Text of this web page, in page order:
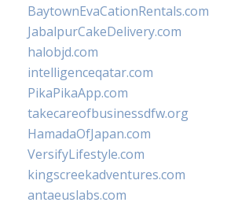
BaytownEvaCationRentals.com
JabalpurCakeDelivery.com
halobjd.com
intelligenceqatar.com
PikaPikaApp.com
takecareofbusinessdfw.org
HamadaOfJapan.com
VersifyLifestyle.com
kingscreekadventures.com
antaeuslabs.com